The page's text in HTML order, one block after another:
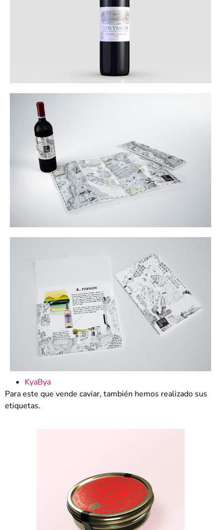
KyaBya
Para este que vende caviar, también hemos realizado sus
etiquetas.